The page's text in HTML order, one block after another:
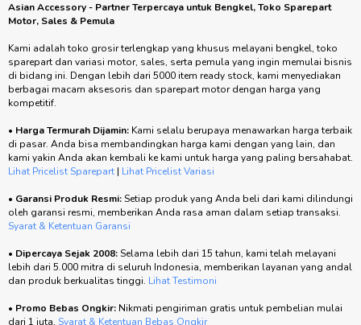
Asian Accessory - Partner Terpercaya untuk Bengkel, Toko Sparepart
Motor, Sales & Pemula
Kami adalah toko grosir terlengkap yang khusus melayani bengkel, toko
sparepart dan variasi motor, sales, serta pemula yang ingin memulai bisnis
di bidang ini. Dengan lebih dari 5000 item ready stock, kami menyediakan
berbagai macam aksesoris dan sparepart motor dengan harga yang
kompetitif.
• Harga Termurah Dijamin: Kami selalu berupaya menawarkan harga terbaik
di pasar. Anda bisa membandingkan harga kami dengan yang lain, dan
kami yakin Anda akan kembali ke kami untuk harga yang paling bersahabat.
Lihat Pricelist Sparepart | Lihat Pricelist Variasi
• Garansi Produk Resmi:Setiap produk yang Anda beli dari kami dilindungi
oleh garansi resmi, memberikan Anda rasa aman dalam setiap transaksi.
Syarat & Ketentuan Garansi
• Dipercaya Sejak 2008:Selama lebih dari 15 tahun, kami telah melayani
lebih dari 5.000 mitra di seluruh Indonesia, memberikan layanan yang andal
dan produk berkualitas tinggi. Lihat Testimoni
• Promo Bebas Ongkir: Nikmati pengiriman gratis untuk pembelian mulai
dari 1 juta. Syarat & Ketentuan Bebas Ongkir